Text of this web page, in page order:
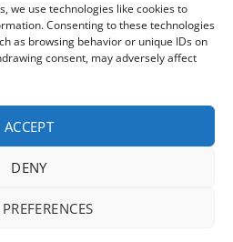
we use technologies like cookies to
Consenting to these technologies
as browsing behavior or unique IDs on
consent, may adversely affect
ACCEPT
DENY
нас на:
Visa MasterCard
ИСПОЛЬЗОВАНИЯ